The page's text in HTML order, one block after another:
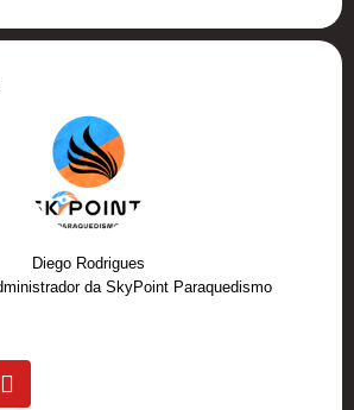
Diego Rodrigues
da SkyPoint Paraquedismo
Y
o